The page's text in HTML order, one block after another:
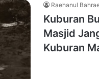
Raehanul
Kuburan
Masjid
Kuburan